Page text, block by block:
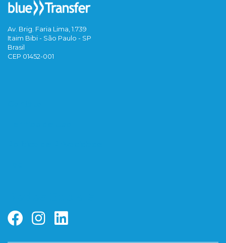
Av. Brig. Faria Lima, 1.739
Itaim Bibi - São Paulo - SP
Brasil
CEP 01452-001